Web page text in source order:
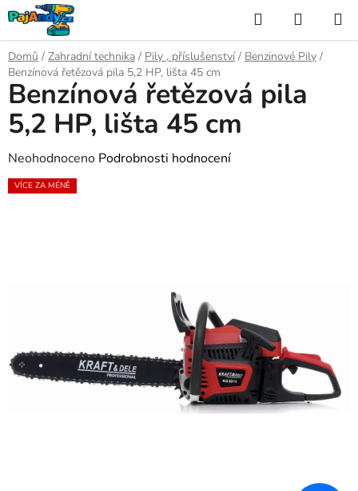
Přejít
na
obsah
Hledat
KOŠÍK
Domů / Zahradní technika / Pily , příslušenství / Benzinové Pily /
Benzínová řetězová pila 5,2 HP, lišta 45 cm
Benzínová řetězová pila
5,2 HP, lišta 45 cm
Průměrné
hodnocení
Neohodnoceno Podrobnosti hodnocení
VÍCE ZA MÉNĚ